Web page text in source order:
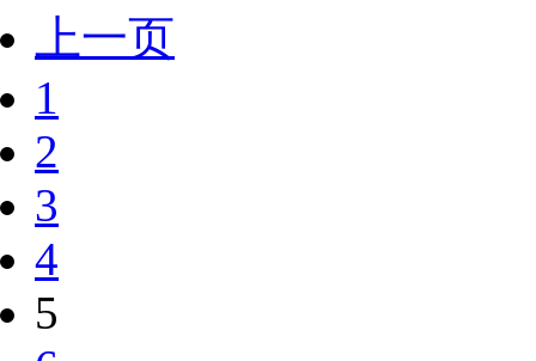
上一页
1
2
3
4
5